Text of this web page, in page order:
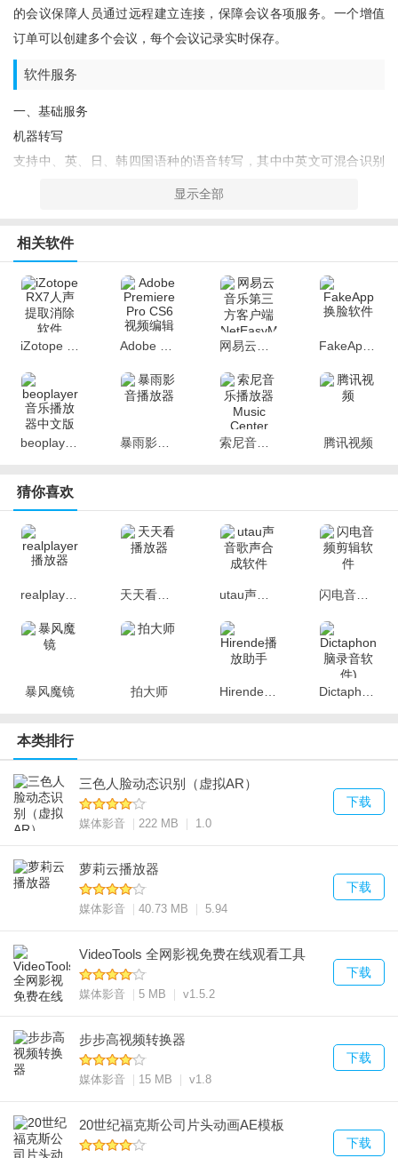
的会议保障人员通过远程建立连接，保障会议各项服务。一个增值
订单可以创建多个会议，每个会议记录实时保存。
软件服务
一、基础服务
机器转写
支持中、英、日、韩四国语种的语音转写，其中中英文可混合识别
支持中、英、日、韩四国语种的机器翻译
二、增值服务
字幕保障
专业保障人员远程对会议现场的中英文投屏字幕进行保障，确保现
场字幕准确
会中对会议的中文转写稿件精修，会后可快速出精修稿件
翻译校对
专家级译员对会议的中英文翻译稿件进行逐字逐句，会后可快速出
人工同传
提供专业的同传译员进行在线远程同传，对于高标准的会议进行人
工同传服务，译员可不在会议现场进行同传服务，将同传语音转写
为文字进行投屏展示，也支持会议参与者扫码收听同传语音。
显示全部
相关软件
腾讯视频
猜你喜欢
暴风魔镜 拍大师
本类排行
三色人脸动态识别（虚拟AR）
媒体影音 222 MB 1.0
下载
萝莉云播放器
媒体影音 40.73 MB 5.94
下载
VideoTools 全网影视免费在线观看工具
媒体影音 5 MB v1.5.2
下载
步步高视频转换器
媒体影音 15 MB v1.8
下载
20世纪福克斯公司片头动画AE模板
下载